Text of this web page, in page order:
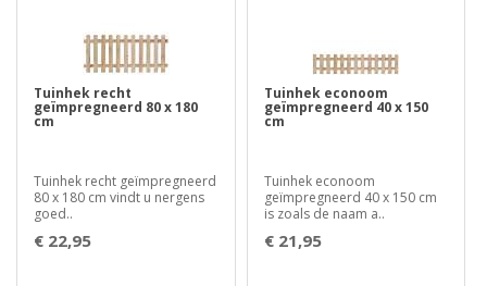
Tuinhek recht
geïmpregneerd 80 x 180
cm
Tuinhek recht geïmpregneerd
80 x 180 cm vindt u nergens
goed..
€ 22,95
Tuinhek econoom
geïmpregneerd 40 x 150
cm
Tuinhek econoom
geïmpregneerd 40 x 150 cm
is zoals de naam a..
€ 21,95